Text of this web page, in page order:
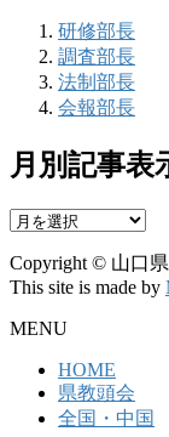
研修部長
調査部長
法制部長
会報部長
月別記事表
月
記
事
表
Copyright © 山口
This site is made by
MENU
HOME
県教頭会
全国・中国